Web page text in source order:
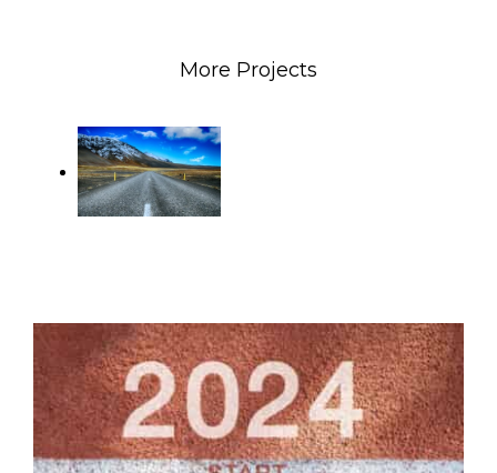
More Projects
Self
enlightenment
Charging
time
Write a
book